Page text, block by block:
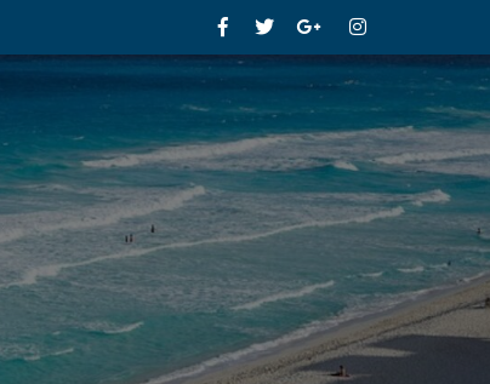
FacebookTwitterGoogle+Instagram